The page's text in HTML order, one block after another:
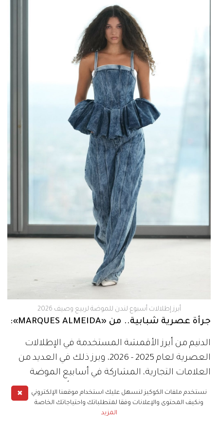
أبرز إطلالات أسبوع لندن للموضة لربيع وصيف 2026
جرأة عصرية شبابية.. من «MARQUES ALMEIDA»:
الدنيم من أبرز الأقمشة المستخدمة في الإطلالات
العصرية لعام 2025 - 2026، وبرز ذلك في العديد من
العلامات التجارية، المشاركة في أسابيع الموضة
المختلفة. ومن الإطلالات المميزة في أسبوع لندن
للموضة، جاءت إطلالة «Marques Almeida»، التي
تعكس جرأة عصرية بطابع شبابي متمرد. التصميم
✖
نستخدم ملفات الكوكيز لنسهل عليك استخدام موقعنا الإلكتروني
ونكيف المحتوى والإعلانات وفقا لمتطلباتك واحتياجاتك الخاصة
المزيد